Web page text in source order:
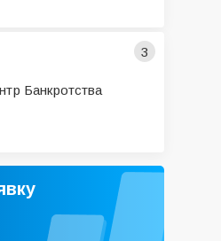
3
Банкротства